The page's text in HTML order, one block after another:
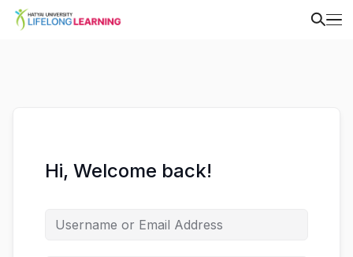
Hi, Welcome back!